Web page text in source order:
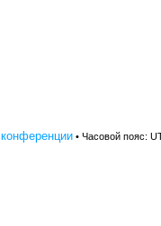
• Часовой пояс: